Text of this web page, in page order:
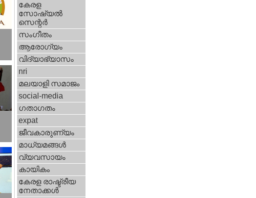
കേരള
സോഷ്യല്‍
സെന്റര്‍
സംഗീതം
ആരോഗ്യം
വിദ്യാഭ്യാസം
nri
മലയാളി സമാജം
social-media
ഗതാഗതം
expat
ജീവകാരുണ്യം
മാധ്യമങ്ങള്‍
വ്യവസായം
കായികം
കേരള രാഷ്ട്രീയ
നേതാക്കള്‍